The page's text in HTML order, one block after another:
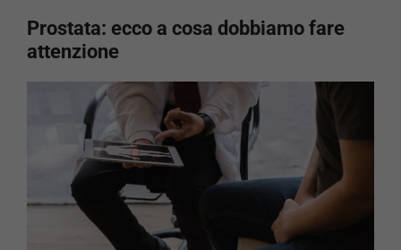
Prostata: ecco a cosa dobbiamo fare
attenzione